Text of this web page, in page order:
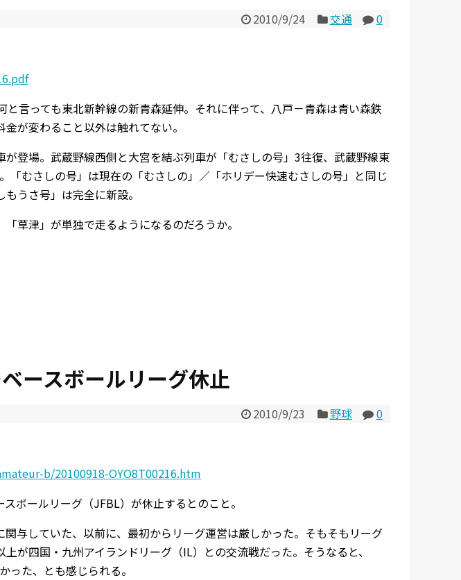
2010/9/24 交通
0
言っても東北新幹線の新青森延伸。それに伴って、八戸－青森は青い森鉄
が変わること以外は触れてない。
登場。武蔵野線西側と大宮を結ぶ列車が「むさしの号」3往復、武蔵野線東
「むさしの号」は現在の「むさしの」／「ホリデー快速むさしの号」と同じ
うさ号」は完全に新設。
草津」が単独で走るようになるのだろうか。
ースボールリーグ休止
2010/9/23 野球
0
b/20100918-OYO8T00216.htm
ボールリーグ（JFBL）が休止するとのこと。
与していた、以前に、最初からリーグ運営は厳しかった。そもそもリーグ
が四国・九州アイランドリーグ（IL）との交流戦だった。そうなると、
った、とも感じられる。